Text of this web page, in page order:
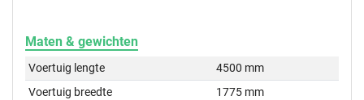
Maten & gewichten
Voertuig lengte
4500 mm
Voertuig breedte
1775 mm